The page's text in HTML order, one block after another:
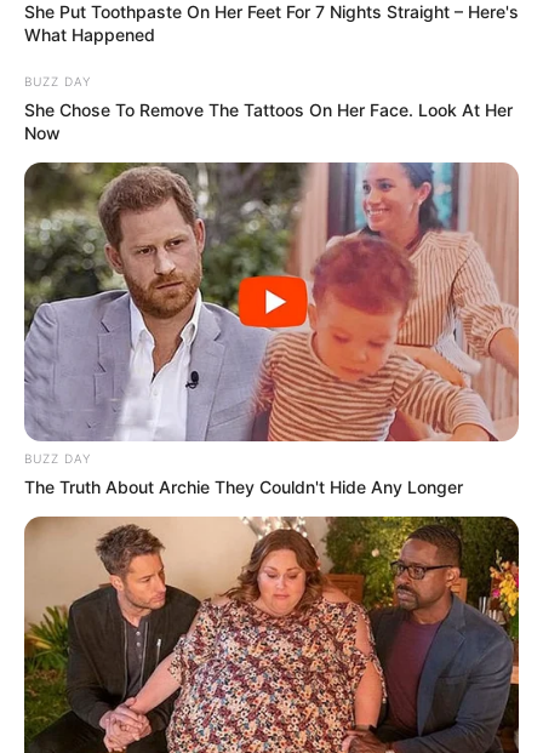
She Put Toothpaste On Her Feet For 7 Nights Straight – Here's
What Happened
BUZZ DAY
She Chose To Remove The Tattoos On Her Face. Look At Her
Now
BUZZ DAY
The Truth About Archie They Couldn't Hide Any Longer